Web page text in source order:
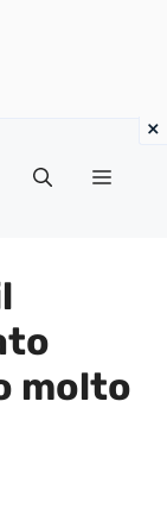
Menu
molto